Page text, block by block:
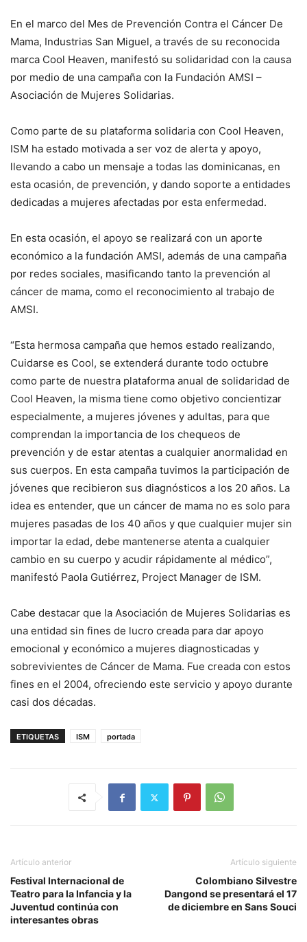
En el marco del Mes de Prevención Contra el Cáncer De
Mama, Industrias San Miguel, a través de su reconocida
marca Cool Heaven, manifestó su solidaridad con la causa
por medio de una campaña con la Fundación AMSI –
Asociación de Mujeres Solidarias.
Como parte de su plataforma solidaria con Cool Heaven,
ISM ha estado motivada a ser voz de alerta y apoyo,
llevando a cabo un mensaje a todas las dominicanas, en
esta ocasión, de prevención, y dando soporte a entidades
dedicadas a mujeres afectadas por esta enfermedad.
En esta ocasión, el apoyo se realizará con un aporte
económico a la fundación AMSI, además de una campaña
por redes sociales, masificando tanto la prevención al
cáncer de mama, como el reconocimiento al trabajo de
AMSI.
“Esta hermosa campaña que hemos estado realizando,
Cuidarse es Cool, se extenderá durante todo octubre
como parte de nuestra plataforma anual de solidaridad de
Cool Heaven, la misma tiene como objetivo concientizar
especialmente, a mujeres jóvenes y adultas, para que
comprendan la importancia de los chequeos de
prevención y de estar atentas a cualquier anormalidad en
sus cuerpos. En esta campaña tuvimos la participación de
jóvenes que recibieron sus diagnósticos a los 20 años. La
idea es entender, que un cáncer de mama no es solo para
mujeres pasadas de los 40 años y que cualquier mujer sin
importar la edad, debe mantenerse atenta a cualquier
cambio en su cuerpo y acudir rápidamente al médico”,
manifestó Paola Gutiérrez, Project Manager de ISM.
Cabe destacar que la Asociación de Mujeres Solidarias es
una entidad sin fines de lucro creada para dar apoyo
emocional y económico a mujeres diagnosticadas y
sobrevivientes de Cáncer de Mama. Fue creada con estos
fines en el 2004, ofreciendo este servicio y apoyo durante
casi dos décadas.
ETIQUETAS ISM portada
Artículo anterior
Festival Internacional de
Teatro para la Infancia y la
Juventud continúa con
interesantes obras
Artículo siguiente
Colombiano Silvestre
Dangond se presentará el 17
de diciembre en Sans Souci